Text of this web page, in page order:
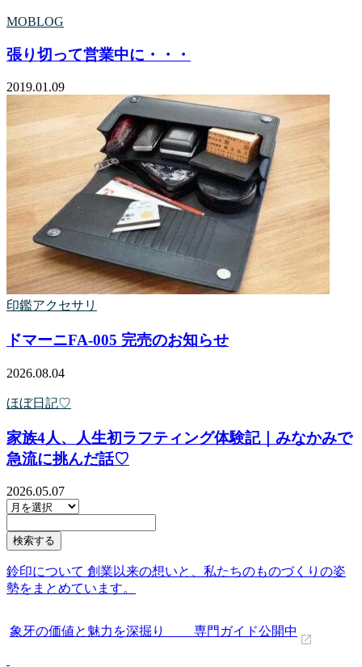
MOBLOG
張り切って営業中に・・・
2019.01.09
印鑑アクセサリ
ドマーニFA-005 完売のお知らせ
2026.08.04
ほぼ日記♡
家族4人、人生初ラフティング体験記｜みなかみで
急流に挑んだ話♡
2026.05.07
鈴印について 創業以来の想いと、私たちのものづくりの姿
勢をまとめています。
象牙の価値と魅力を深掘り 専門ガイド公開中